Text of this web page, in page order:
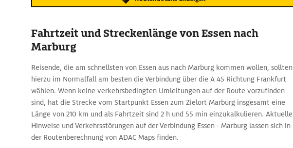
Fahrtzeit und Streckenlänge von Essen nach
Marburg
Reisende, die am schnellsten von Essen aus nach Marburg kommen wollen, sollten
hierzu im Normalfall am besten die Verbindung über die A 45 Richtung Frankfurt
wählen. Wenn keine verkehrsbedingten Umleitungen auf der Route vorzufinden
sind, hat die Strecke vom Startpunkt Essen zum Zielort Marburg insgesamt eine
Länge von 210 km und als Fahrtzeit sind 2 h und 55 min einzukalkulieren. Aktuelle
Hinweise und Verkehrsstörungen auf der Verbindung Essen - Marburg lassen sich in
der Routenberechnung von ADAC Maps finden.